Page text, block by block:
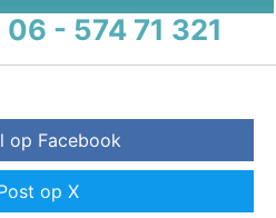
06 - 574 71 321
op Facebook
op X